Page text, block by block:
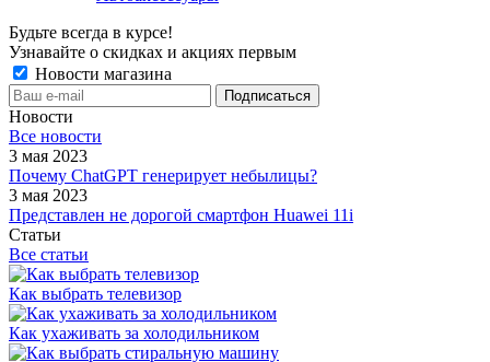
Будьте всегда в курсе!
Узнавайте о скидках и акциях первым
Новости магазина
Новости
Все новости
3 мая 2023
Почему ChatGPT генерирует небылицы?
3 мая 2023
Представлен не дорогой смартфон Huawei 11i
Статьи
Все статьи
Как выбрать телевизор
Как ухаживать за холодильником